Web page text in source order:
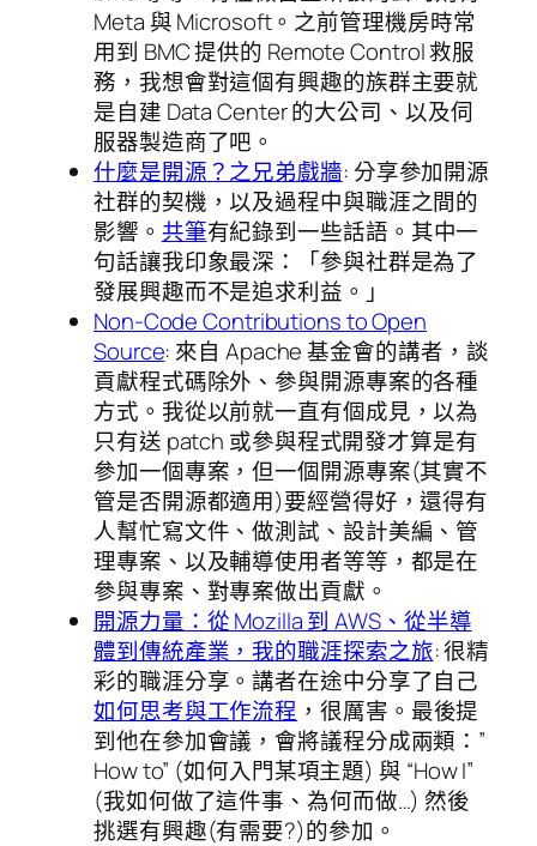
Meta 與 Microsoft。之前管理機房時常
用到 BMC 提供的 Remote Control 救服
務，我想會對這個有興趣的族群主要就
是自建 Data Center 的大公司、以及伺
服器製造商了吧。
什麼是開源？之兄弟戲牆: 分享參加開源
社群的契機，以及過程中與職涯之間的
影響。 共筆有紀錄到一些話語。其中一
句話讓我印象最深：「參與社群是為了
發展興趣而不是追求利益。」
Non-Code Contributions to Open
Source: 來自 Apache 基金會的講者，談
貢獻程式碼除外、參與開源專案的各種
方式。我從以前就一直有個成見，以為
只有送 patch 或參與程式開發才算是有
參加一個專案，但一個開源專案(其實不
管是否開源都適用)要經營得好，還得有
人幫忙寫文件、做測試、設計美編、管
理專案、以及輔導使用者等等，都是在
參與專案、對專案做出貢獻。
開源力量：從 Mozilla 到 AWS、從半導
體到傳統產業，我的職涯探索之旅: 很精
彩的職涯分享。講者在途中分享了自己
如何思考與工作流程 ，很厲害。最後提
到他在參加會議，會將議程分成兩類：”
How to” (如何入門某項主題) 與 “How I”
(我如何做了這件事、為何而做…) 然後
挑選有興趣(有需要?)的參加。